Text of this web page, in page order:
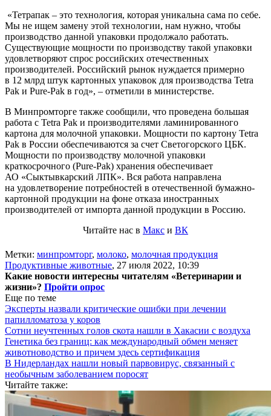
«Тетрапак – это технология, которая уникальна сама по себе.
Мы не ищем замену этой технологии, нам нужно, чтобы
производство данной упаковки продолжало работать.
Существующие мощности по производству такой упаковки
удовлетворяют спрос российских отечественных
производителей. Российский рынок нуждается примерно
в 12 млрд штук картонных упаковок для производства Tetra
Pak и Pure-Pak в год», – отметили в министерстве.
В Минпромторге также сообщили, что проведена большая
работа с Tetra Pak и производителями ламинированного
картона для молочной упаковки. Мощности по картону Tetra
Pak в России обеспечиваются за счет Светогорского ЦБК.
Мощности по производству молочной упаковки
краткосрочного (Pure-Pak) хранения обеспечивает
АО «Сыктывкарский ЛПК». Вся работа направлена
на удовлетворение потребностей в отечественной бумажно-
картонной продукции на фоне отказа иностранных
производителей от импорта данной продукции в Россию.
Читайте нас в Макс и ВК
Метки: минпромторг, молоко, молочная продукция
Продуктивные животные, 27 июля 2022, 10:39
Какие новости интересны читателям «Ветеринарии и
жизни»? Пройти опрос
Еще по теме
Эксперты назвали критические ошибки при лечении
папилломатоза у коров
Сотни неучтенных голов скота нашли в Хакасии с воздуха
Генетика без границ: как международный обмен меняет
животноводство и причем здесь сертификация
В Нидерландах нашли новый парвовирус, связанный с
необычным заболеванием поросят
Читайте также: